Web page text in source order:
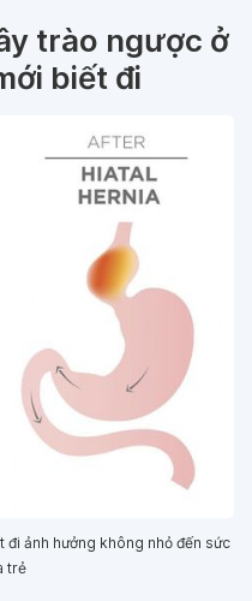
trào ngược ở
biết đi
ảnh hưởng không nhỏ đến sức
trẻ